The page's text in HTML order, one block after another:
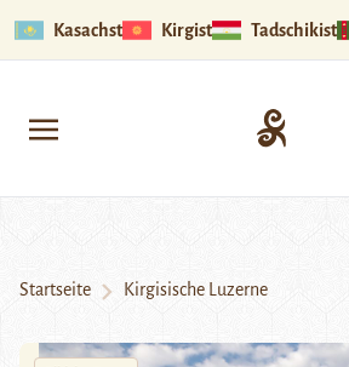
Kasachstan Kirgistan
Startseite Kirgisische Luzerne